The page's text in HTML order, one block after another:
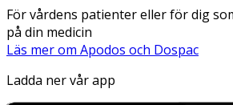
För vårdens patienter eller för dig
på din medicin
Läs mer om Apodos och Dospac
Ladda ner vår app